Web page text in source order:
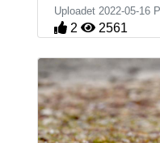
Uploadet 2022-05-16
2 2561